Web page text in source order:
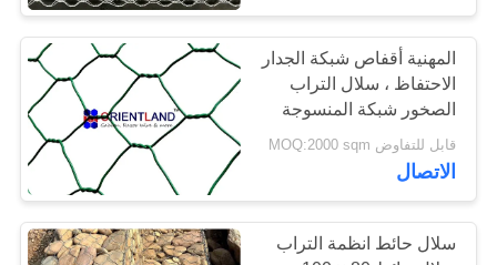
أسلاك ربط معدنية
5
المهنية أقفاص شبكة الجدار
الاحتفاظ ، سلال التراب
الصخور شبكة المنسوجة
قابل للتفاوض MOQ:2000 sqm
الاتصال
سلال حائط انظمة التراب